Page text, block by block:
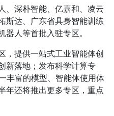
、深朴智能、亿嘉和、凌云
斯达、广东省具身智能训练
人等首批入驻专区。
，提供一站式工业智能体创
新落地；发布科学计算专
丰富的模型、智能体使用体
年还将推出更多专区，重点